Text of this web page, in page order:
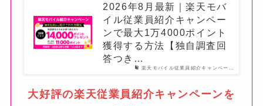
楽天モバイル従業員紹介キャンペー…
2026年8月最新｜楽天モバ
イル従業員紹介キャンペー
ンで最大1万4000ポイント
獲得する方法【独自調査回
答つき…
大好評の楽天従業員紹介キャンペーンを